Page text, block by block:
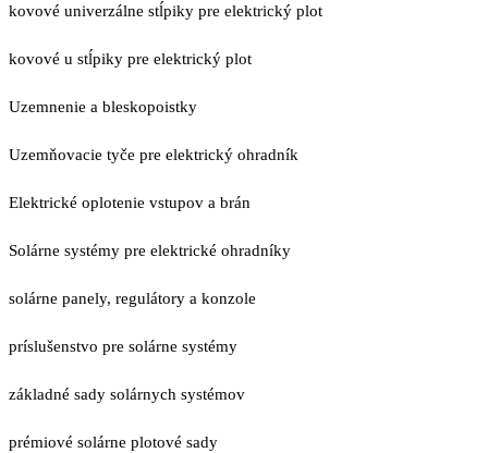
kovové univerzálne stĺpiky pre elektrický plot
kovové u stĺpiky pre elektrický plot
Uzemnenie a bleskopoistky
Uzemňovacie tyče pre elektrický ohradník
Elektrické oplotenie vstupov a brán
Solárne systémy pre elektrické ohradníky
solárne panely, regulátory a konzole
príslušenstvo pre solárne systémy
základné sady solárnych systémov
prémiové solárne plotové sady